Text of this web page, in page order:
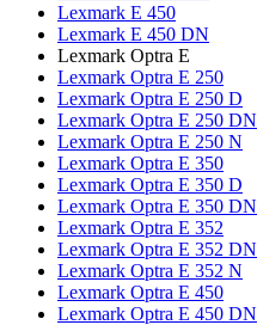
Lexmark E 450
Lexmark E 450 DN
Lexmark Optra E
Lexmark Optra E 250
Lexmark Optra E 250 D
Lexmark Optra E 250 DN
Lexmark Optra E 250 N
Lexmark Optra E 350
Lexmark Optra E 350 D
Lexmark Optra E 350 DN
Lexmark Optra E 352
Lexmark Optra E 352 DN
Lexmark Optra E 352 N
Lexmark Optra E 450
Lexmark Optra E 450 DN